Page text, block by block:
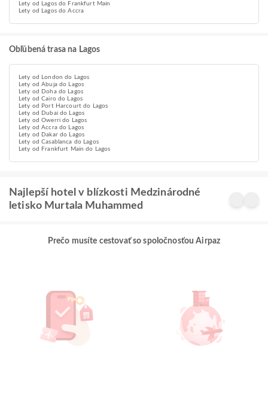
Lety od Lagos do Frankfurt Main
Lety od Lagos do Accra
Obľúbená trasa na Lagos
Lety od London do Lagos
Lety od Abuja do Lagos
Lety od Doha do Lagos
Lety od Cairo do Lagos
Lety od Port Harcourt do Lagos
Lety od Dubai do Lagos
Lety od Owerri do Lagos
Lety od Accra do Lagos
Lety od Dakar do Lagos
Lety od Casablanca do Lagos
Lety od Frankfurt Main do Lagos
Najlepší hotel v blízkosti Medzinárodné
letisko Murtala Muhammed
Prečo musíte cestovať so spoločnosťou Airpaz